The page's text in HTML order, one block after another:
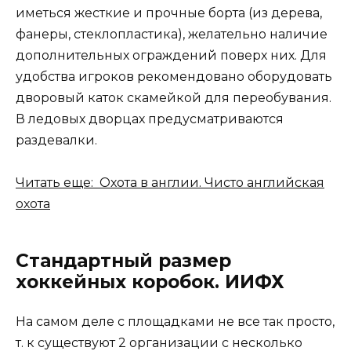
иметься жесткие и прочные борта (из дерева,
фанеры, стеклопластика), желательно наличие
дополнительных ограждений поверх них. Для
удобства игроков рекомендовано оборудовать
дворовый каток скамейкой для переобувания.
В ледовых дворцах предусматриваются
раздевалки.
Читать еще: Охота в англии. Чисто английская
охота
Стандартный размер
хоккейных коробок. ИИФХ
На самом деле с площадками не все так просто,
т. к существуют 2 организации с несколько